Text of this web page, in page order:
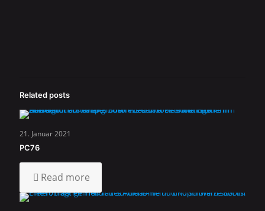
Related posts
21. Januar 2021
PC76
Read more